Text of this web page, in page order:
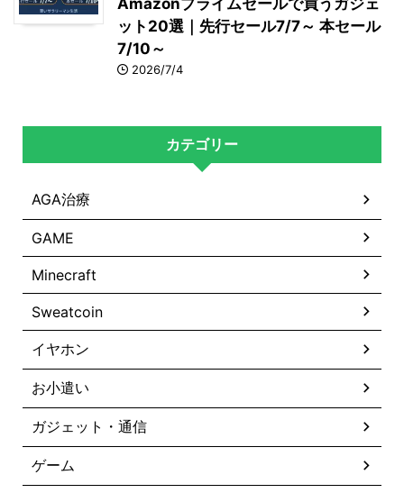
ット20選｜先行セール7/7～ 本セール
7/10～
2026/7/4
カテゴリー
AGA治療
GAME
Minecraft
Sweatcoin
イヤホン
お小遣い
ガジェット・通信
ゲーム